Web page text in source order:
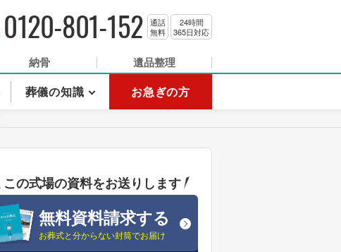
0120-801-152
通話
無料
24時間
365日対応
納骨 遺品整理
葬儀の知識 お急ぎの方
この式場の資料をお送りします
無料資料請求する
お葬式と分からない封筒でお届け